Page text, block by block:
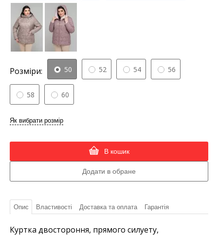
Розміри: 50 52 54 56
58 60
Як вибрати розмір
В кошик
Опис Властивості Доставка та оплата Гарантія
Куртка двостороння, прямого силуету,